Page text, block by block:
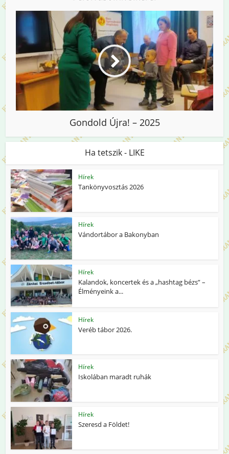
Gondold Újra! – 2025
Ha tetszik - LIKE
Hírek
Tankönyvosztás 2026
Hírek
Vándortábor a Bakonyban
Hírek
Kalandok, koncertek és a „hashtag bézs” –
Élményeink a...
Hírek
Veréb tábor 2026.
Hírek
Iskolában maradt ruhák
Hírek
Szeresd a Földet!